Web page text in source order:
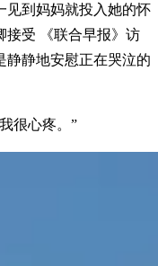
见到妈妈就投入她的怀
接受 《联合早报》访
静静地安慰正在哭泣的
很心疼。”